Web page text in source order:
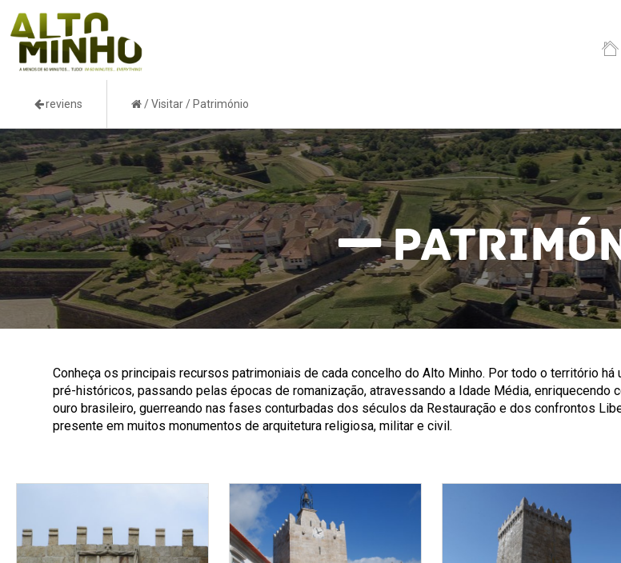
reviens /Visitar/ Património
Conheça os principais recursos patrimoniais de cada concelho do Alto Minho. Por todo o território
pré-históricos, passando pelas épocas de romanização, atravessando a Idade Média, enriquecendo
ouro brasileiro, guerreando nas fases conturbadas dos séculos da Restauração e dos confrontos
presente em muitos monumentos de arquitetura religiosa, militar e civil.